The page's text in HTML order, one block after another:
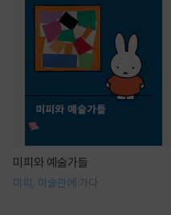
미피와 예술가들
미피, 미술관에 가다